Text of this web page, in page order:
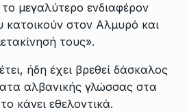
μεγαλύτερο ενδιαφέρον
κατοικούν στον Αλμυρό και
τους».
ήδη έχει βρεθεί δάσκαλος
αλβανικής γλώσσας στα
κάνει εθελοντικά.